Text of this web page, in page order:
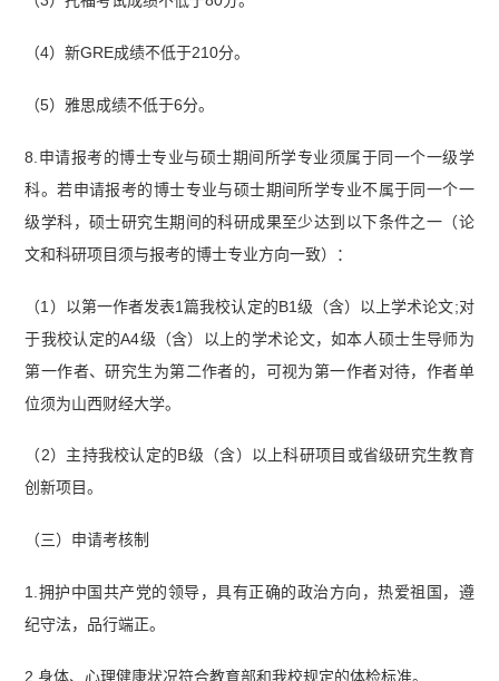
（4）新GRE成绩不低于210分。
（5）雅思成绩不低于6分。
8.申请报考的博士专业与硕士期间所学专业须属于同一个一级学
科。若申请报考的博士专业与硕士期间所学专业不属于同一个一
级学科，硕士研究生期间的科研成果至少达到以下条件之一（论
文和科研项目须与报考的博士专业方向一致）：
（1）以第一作者发表1篇我校认定的B1级（含）以上学术论文;对
于我校认定的A4级（含）以上的学术论文，如本人硕士生导师为
第一作者、研究生为第二作者的，可视为第一作者对待，作者单
位须为山西财经大学。
（2）主持我校认定的B级（含）以上科研项目或省级研究生教育
创新项目。
（三）申请考核制
1.拥护中国共产党的领导，具有正确的政治方向，热爱祖国，遵
纪守法，品行端正。
2.身体、心理健康状况符合教育部和我校规定的体检标准。